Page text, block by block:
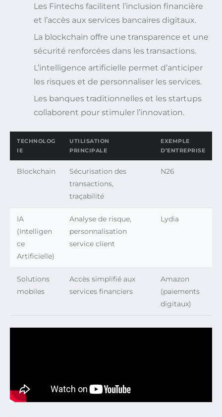
Les Fintechs facilitent l’inclusion financière
et l’accès aux services bancaires digitaux.
La blockchain offre une transparence et une
sécurité renforcées dans les transactions.
L’intelligence artificielle permet d’anticiper
les risques et de personnaliser les services.
Les banques traditionnelles et les startups
collaborent pour stimuler l’innovation.
TECHNOLOG
IE
UTILISATION
PRINCIPALE
EXEMPLE
D’ENTREPRISE
Blockchain
Sécurisation des
transactions,
traçabilité
N26
IA
(Intelligen
ce
Artificielle)
Analyse de risque,
personnalisation
service client
Lydia
Solutions
mobiles
Accès simplifié aux
services financiers
Amazon
(paiements
digitaux)